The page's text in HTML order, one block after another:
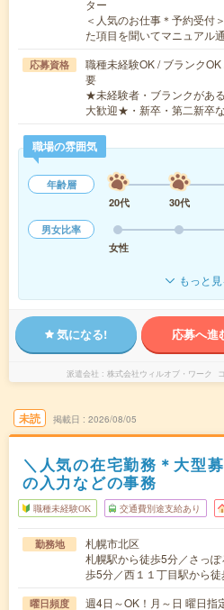
ター
＜人気のお仕事＊予約受付
た項目を聞いてマニュアル
応募資格
職種未経験OK / ブランク
要
★未経験者・ブランクがあ
大歓迎★・新卒・第二新卒
職場の雰囲気
年齢層
20代
30代
男女比率
女性
もっと
気になる! 応募へ進
派遣会社 株式会社ウィルオブ・ワーク
未読 掲載日 2026/08/05
＼人気の在宅勤務＊大型
の入力などの事務
職種未経験OK 交通費別途支給あり
勤務地
札幌市北区
札幌駅から徒歩5分／さっ
歩5分／西１１丁目駅から
曜日頻度
週4日～OK！月～日 曜日指